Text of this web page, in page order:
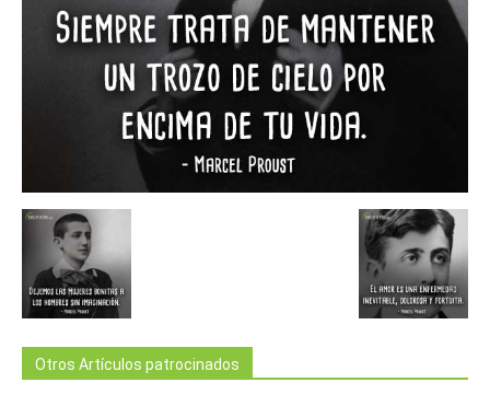
Otros Artículos patrocinados